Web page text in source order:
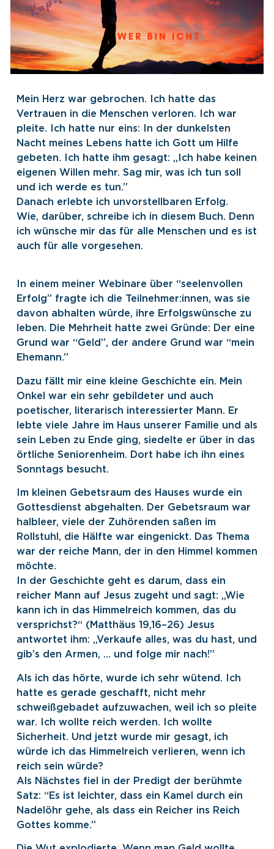
Mein Herz war gebrochen. Ich hatte das
Vertrauen in die Menschen verloren. Ich war
pleite. Ich hatte nur eins: In der dunkelsten
Nacht meines Lebens hatte ich Gott um Hilfe
gebeten. Ich hatte ihm gesagt: „Ich habe keinen
eigenen Willen mehr. Sag mir, was ich tun soll
und ich werde es tun.”
Danach erlebte ich unvorstellbaren Erfolg.
Wie, darüber, schreibe ich in diesem Buch. Denn
ich wünsche mir das für alle Menschen und es ist
auch für alle vorgesehen.
In einem meiner Webinare über “seelenvollen
Erfolg” fragte ich die Teilnehmer:innen, was sie
davon abhalten würde, ihre Erfolgswünsche zu
leben. Die Mehrheit hatte zwei Gründe: Der eine
Grund war “Geld”, der andere Grund war “mein
Ehemann.”
Dazu fällt mir eine kleine Geschichte ein. Mein
Onkel war ein sehr gebildeter und auch
poetischer, literarisch interessierter Mann. Er
lebte viele Jahre im Haus unserer Familie und als
sein Leben zu Ende ging, siedelte er über in das
örtliche Seniorenheim. Dort habe ich ihn eines
Sonntags besucht.
Im kleinen Gebetsraum des Hauses wurde ein
Gottesdienst abgehalten. Der Gebetsraum war
halbleer, viele der Zuhörenden saßen im
Rollstuhl, die Hälfte war eingenickt. Das Thema
war der reiche Mann, der in den Himmel kommen
möchte.
In der Geschichte geht es darum, dass ein
reicher Mann auf Jesus zugeht und sagt: „Wie
kann ich in das Himmelreich kommen, das du
versprichst?“ (Matthäus 19,16–26) Jesus
antwortet ihm: „Verkaufe alles, was du hast, und
gib’s den Armen, … und folge mir nach!”
Als ich das hörte, wurde ich sehr wütend. Ich
hatte es gerade geschafft, nicht mehr
schweißgebadet aufzuwachen, weil ich so pleite
war. Ich wollte reich werden. Ich wollte
Sicherheit. Und jetzt wurde mir gesagt, ich
würde ich das Himmelreich verlieren, wenn ich
reich sein würde?
Als Nächstes fiel in der Predigt der berühmte
Satz: “Es ist leichter, dass ein Kamel durch ein
Nadelöhr gehe, als dass ein Reicher ins Reich
Gottes komme.”